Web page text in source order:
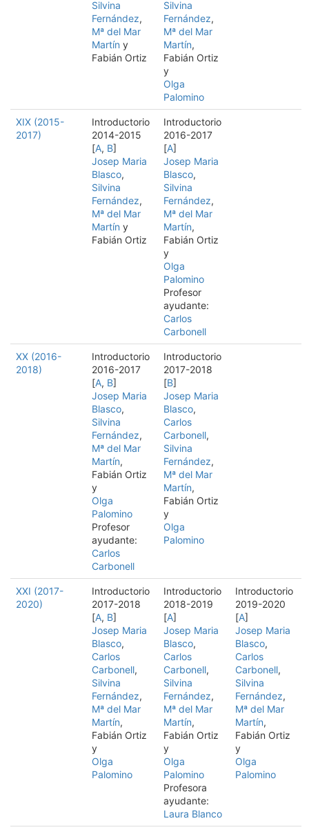
Silvina
Fernández,
Mª del Mar
Martín y
Fabián Ortiz
Silvina
Fernández,
Mª del Mar
Martín,
Fabián Ortiz
y
Olga
Palomino
XIX (2015-
2017)
Introductorio
2014-2015
[A, B]
Josep Maria
Blasco,
Silvina
Fernández,
Mª del Mar
Martín y
Fabián Ortiz
Introductorio
2016-2017
[A]
Josep Maria
Blasco,
Silvina
Fernández,
Mª del Mar
Martín,
Fabián Ortiz
y
Olga
Palomino
Profesor
ayudante:
Carlos
Carbonell
XX (2016-
2018)
Introductorio
2016-2017
[A, B]
Josep Maria
Blasco,
Silvina
Fernández,
Mª del Mar
Martín,
Fabián Ortiz
y
Olga
Palomino
Profesor
ayudante:
Carlos
Carbonell
Introductorio
2017-2018
[B]
Josep Maria
Blasco,
Carlos
Carbonell,
Silvina
Fernández,
Mª del Mar
Martín,
Fabián Ortiz
y
Olga
Palomino
XXI (2017-
2020)
Introductorio
2017-2018
[A, B]
Josep Maria
Blasco,
Carlos
Carbonell,
Silvina
Fernández,
Mª del Mar
Martín,
Fabián Ortiz
y
Olga
Palomino
Introductorio
2018-2019
[A]
Josep Maria
Blasco,
Carlos
Carbonell,
Silvina
Fernández,
Mª del Mar
Martín,
Fabián Ortiz
y
Olga
Palomino
Profesora
ayudante:
Laura Blanco
Introductorio
2019-2020
[A]
Josep Maria
Blasco,
Carlos
Carbonell,
Silvina
Fernández,
Mª del Mar
Martín,
Fabián Ortiz
y
Olga
Palomino